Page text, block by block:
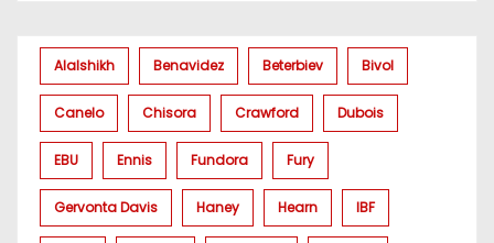
Alalshikh Benavidez Beterbiev Bivol
Canelo Chisora Crawford Dubois
EBU Ennis Fundora Fury
Gervonta Davis Haney Hearn IBF